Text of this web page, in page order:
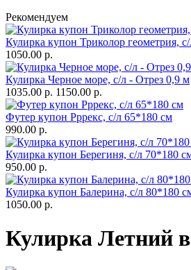
Рекомендуем
Кулирка купон Триколор геометрия,
1050.00 р.
Кулирка Черное море, с/л - Отрез 0,9 м
1035.00 р. 1150.00 р.
Футер купон Рррекс, с/л 65*180 см
990.00 р.
Кулирка купон Берегиня, с/л 70*180
950.00 р.
Кулирка купон Балерина, с/л 80*180
1050.00 р.
Кулирка Летний